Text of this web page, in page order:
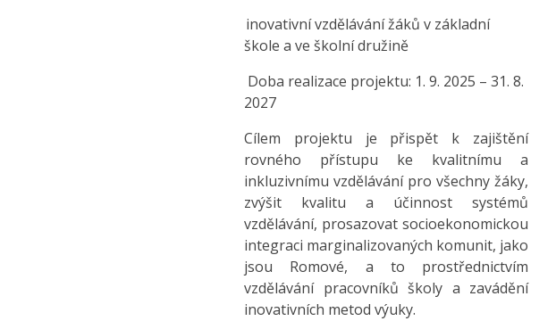
inovativní vzdělávání žáků v základní
škole a ve školní družině
Doba realizace projektu: 1. 9. 2025 – 31. 8.
2027
Cílem projektu je přispět k zajištění
rovného přístupu ke kvalitnímu a
inkluzivnímu vzdělávání pro všechny žáky,
zvýšit kvalitu a účinnost systémů
vzdělávání, prosazovat socioekonomickou
integraci marginalizovaných komunit, jako
jsou Romové, a to prostřednictvím
vzdělávání pracovníků školy a zavádění
inovativních metod výuky.